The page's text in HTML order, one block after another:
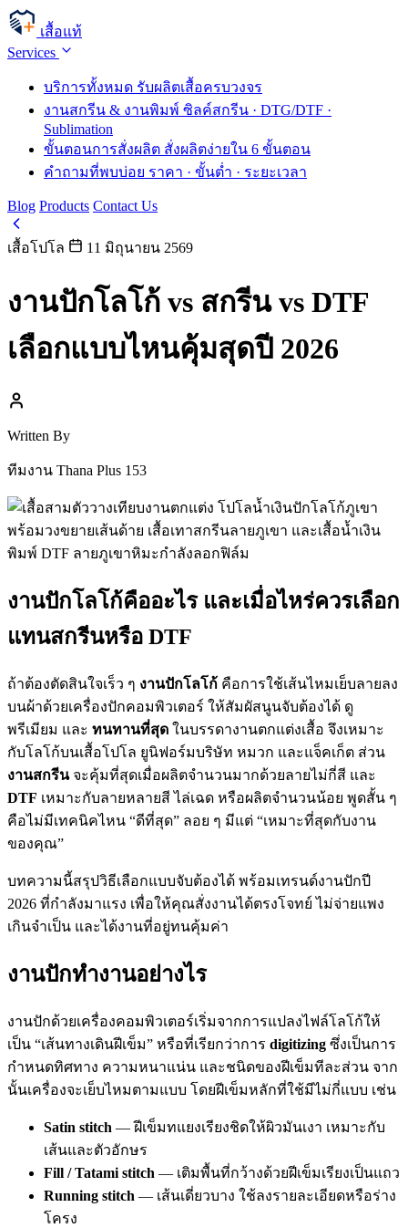
เสื้อแท้
Services
บริการทั้งหมด รับผลิตเสื้อครบวงจร
งานสกรีน & งานพิมพ์ ซิลค์สกรีน · DTG/DTF ·
Sublimation
ขั้นตอนการสั่งผลิต สั่งผลิตง่ายใน 6 ขั้นตอน
คำถามที่พบบ่อย ราคา · ขั้นต่ำ · ระยะเวลา
Blog Products Contact Us
เสื้อโปโล 11 มิถุนายน 2569
งานปักโลโก้ vs สกรีน vs DTF
เลือกแบบไหนคุ้มสุดปี 2026
Written By
ทีมงาน Thana Plus 153
งานปักโลโก้คืออะไร และเมื่อไหร่ควรเลือก
แทนสกรีนหรือ DTF
ถ้าต้องตัดสินใจเร็ว ๆ งานปักโลโก้ คือการใช้เส้นไหมเย็บลายลง
บนผ้าด้วยเครื่องปักคอมพิวเตอร์ ให้สัมผัสนูนจับต้องได้ ดู
พรีเมียม และ ทนทานที่สุด ในบรรดางานตกแต่งเสื้อ จึงเหมาะ
กับโลโก้บนเสื้อโปโล ยูนิฟอร์มบริษัท หมวก และแจ็คเก็ต ส่วน
งานสกรีนจะคุ้มที่สุดเมื่อผลิตจำนวนมากด้วยลายไม่กี่สี และ
DTF เหมาะกับลายหลายสี ไล่เฉด หรือผลิตจำนวนน้อย พูดสั้น ๆ
คือไม่มีเทคนิคไหน “ดีที่สุด” ลอย ๆ มีแต่ “เหมาะที่สุดกับงาน
ของคุณ”
บทความนี้สรุปวิธีเลือกแบบจับต้องได้ พร้อมเทรนด์งานปักปี
2026 ที่กำลังมาแรง เพื่อให้คุณสั่งงานได้ตรงโจทย์ ไม่จ่ายแพง
เกินจำเป็น และได้งานที่อยู่ทนคุ้มค่า
งานปักทำงานอย่างไร
งานปักด้วยเครื่องคอมพิวเตอร์เริ่มจากการแปลงไฟล์โลโก้ให้
เป็น “เส้นทางเดินฝีเข็ม” หรือที่เรียกว่าการ digitizing ซึ่งเป็นการ
กำหนดทิศทาง ความหนาแน่น และชนิดของฝีเข็มทีละส่วน จาก
นั้นเครื่องจะเย็บไหมตามแบบ โดยฝีเข็มหลักที่ใช้มีไม่กี่แบบ เช่น
Satin stitch — ฝีเข็มทแยงเรียงชิดให้ผิวมันเงา เหมาะกับ
เส้นและตัวอักษร
Fill / Tatami stitch — เติมพื้นที่กว้างด้วยฝีเข็มเรียงเป็นแถว
Running stitch — เส้นเดี่ยวบาง ใช้ลงรายละเอียดหรือร่าง
โครง